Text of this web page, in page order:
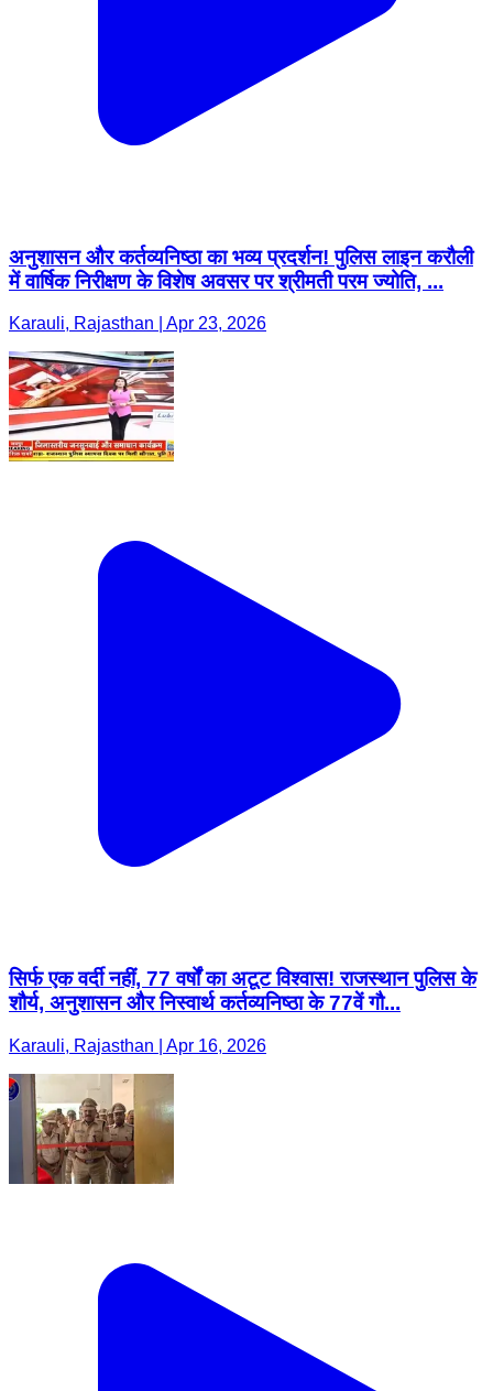
अनुशासन और कर्तव्यनिष्ठा का भव्य प्रदर्शन! पुलिस लाइन करौली
में वार्षिक निरीक्षण के विशेष अवसर पर श्रीमती परम ज्योति, ...
Karauli, Rajasthan | Apr 23, 2026
सिर्फ एक वर्दी नहीं, 77 वर्षों का अटूट विश्वास! राजस्थान पुलिस के
शौर्य, अनुशासन और निस्वार्थ कर्तव्यनिष्ठा के 77वें गौ...
Karauli, Rajasthan | Apr 16, 2026